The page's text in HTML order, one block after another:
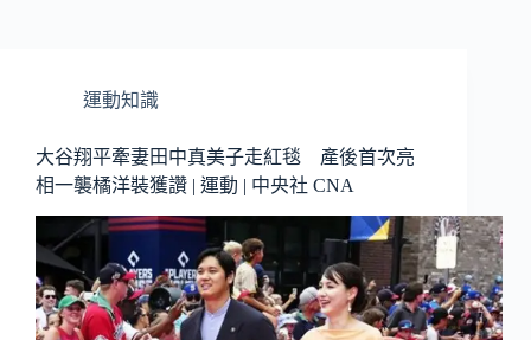
運動知識
大谷翔平牽妻田中真美子走紅毯 產後首次亮
相一襲橘洋裝獲讚 | 運動 | 中央社 CNA